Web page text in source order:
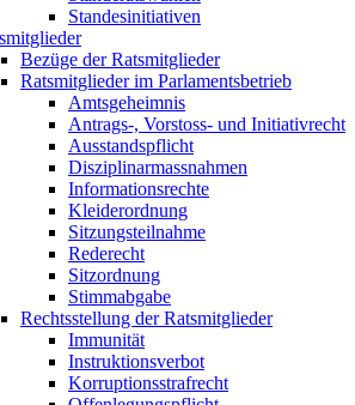
Standesinitiativen
Bezüge der Ratsmitglieder
Ratsmitglieder im Parlamentsbetrieb
Amtsgeheimnis
Antrags-, Vorstoss- und Initiativrecht
Ausstandspflicht
Disziplinarmassnahmen
Informationsrechte
Kleiderordnung
Sitzungsteilnahme
Rederecht
Sitzordnung
Stimmabgabe
Rechtsstellung der Ratsmitglieder
Immunität
Instruktionsverbot
Korruptionsstrafrecht